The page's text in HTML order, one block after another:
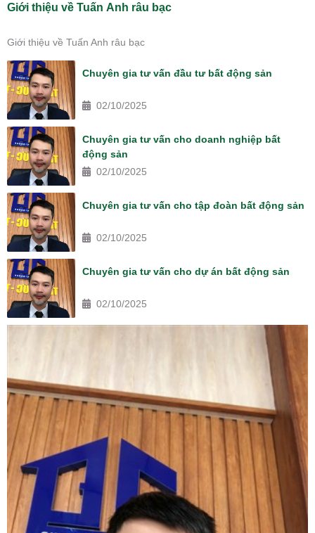
Giới thiệu về Tuấn Anh râu bạc
Giới thiệu về Tuấn Anh râu bạc
Chuyên gia tư vấn đầu tư bất động sản
02/10/2025
Chuyên gia tư vấn cho doanh nghiệp bất
động sản
02/10/2025
Chuyên gia tư vấn cho tập đoàn bất động sản
02/10/2025
Chuyên gia tư vấn cho dự án bất động sản
02/10/2025